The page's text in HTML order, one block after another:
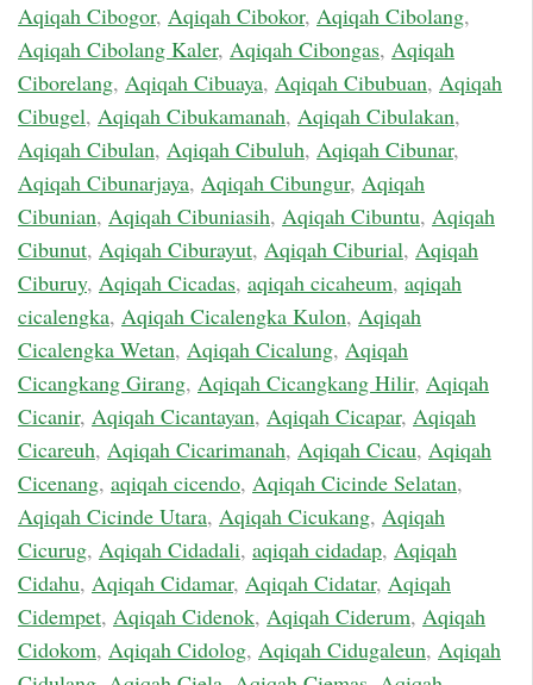
Aqiqah Cibogor, Aqiqah Cibokor, Aqiqah Cibolang,
Aqiqah Cibolang Kaler, Aqiqah Cibongas, Aqiqah
Ciborelang, Aqiqah Cibuaya, Aqiqah Cibubuan, Aqiqah
Cibugel, Aqiqah Cibukamanah, Aqiqah Cibulakan,
Aqiqah Cibulan, Aqiqah Cibuluh, Aqiqah Cibunar,
Aqiqah Cibunarjaya, Aqiqah Cibungur, Aqiqah
Cibunian, Aqiqah Cibuniasih, Aqiqah Cibuntu, Aqiqah
Cibunut, Aqiqah Ciburayut, Aqiqah Ciburial, Aqiqah
Ciburuy, Aqiqah Cicadas, aqiqah cicaheum, aqiqah
cicalengka, Aqiqah Cicalengka Kulon, Aqiqah
Cicalengka Wetan, Aqiqah Cicalung, Aqiqah
Cicangkang Girang, Aqiqah Cicangkang Hilir, Aqiqah
Cicanir, Aqiqah Cicantayan, Aqiqah Cicapar, Aqiqah
Cicareuh, Aqiqah Cicarimanah, Aqiqah Cicau, Aqiqah
Cicenang, aqiqah cicendo, Aqiqah Cicinde Selatan,
Aqiqah Cicinde Utara, Aqiqah Cicukang, Aqiqah
Cicurug, Aqiqah Cidadali, aqiqah cidadap, Aqiqah
Cidahu, Aqiqah Cidamar, Aqiqah Cidatar, Aqiqah
Cidempet, Aqiqah Cidenok, Aqiqah Ciderum, Aqiqah
Cidokom, Aqiqah Cidolog, Aqiqah Cidugaleun, Aqiqah